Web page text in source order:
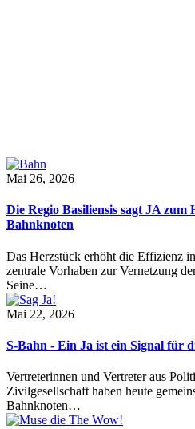
Mai 26, 2026
Die Regio Basiliensis sagt JA zum
Bahnknoten
Das Herzstück erhöht die Effizienz
zentrale Vorhaben zur Vernetzung
Seine…
Mai 22, 2026
S-Bahn - Ein Ja ist ein Signal für
Vertreterinnen und Vertreter aus
Zivilgesellschaft haben heute
Bahnknoten…